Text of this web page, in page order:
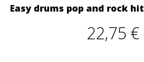
Easy drums pop and rock
22,75 €